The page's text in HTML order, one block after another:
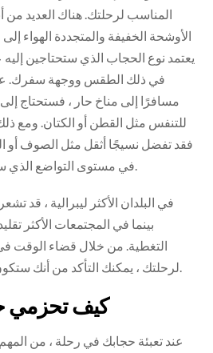
المناسب لرحلتك. هناك العديد من
الأوشحة الخفيفة والمتجددة الهواء إلى
يعتمد نوع الحجاب الذي ستحتاجين
في ذلك الطقس ووجهة سفرك.
مسافرًا إلى مناخ حار ، فستحتاج
للتنفس مثل القطن أو الكتان. ومع ذلك
فقد تفضل نسيجًا أثقل مثل الصوف أو
في البلدان الأكثر ليبرالية ، قد
بينما في المجتمعات الأكثر
التغطية. من خلال قضاء الوقت
كيف تحزمي
عند تعبئة حجابك في رحلة ، من المهم